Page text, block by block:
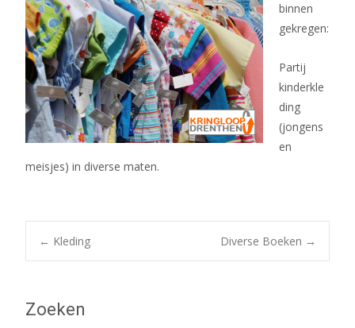
binnen
gekregen:
Partij
kinderkle
ding
(jongens
en
meisjes) in diverse maten.
Post
navigation
← Kleding Diverse Boeken →
Zoeken